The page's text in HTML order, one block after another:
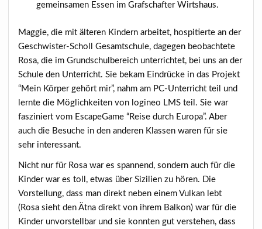
gemeinsamen Essen im Grafschafter Wirtshaus.
Maggie, die mit älteren Kindern arbeitet, hospitierte an der
Geschwister-Scholl Gesamtschule, dagegen beobachtete
Rosa, die im Grundschulbereich unterrichtet, bei uns an der
Schule den Unterricht. Sie bekam Eindrücke in das Projekt
“Mein Körper gehört mir”, nahm am PC-Unterricht teil und
lernte die Möglichkeiten von logineo LMS teil. Sie war
fasziniert vom EscapeGame “Reise durch Europa”. Aber
auch die Besuche in den anderen Klassen waren für sie
sehr interessant.
Nicht nur für Rosa war es spannend, sondern auch für die
Kinder war es toll, etwas über Sizilien zu hören. Die
Vorstellung, dass man direkt neben einem Vulkan lebt
(Rosa sieht den Ätna direkt von ihrem Balkon) war für die
Kinder unvorstellbar und sie konnten gut verstehen, dass